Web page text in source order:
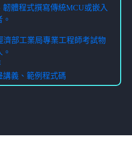
韌體程式撰寫傳統MCU或嵌入
濟部工業局專業工程師考試物
講義、範例程式碼